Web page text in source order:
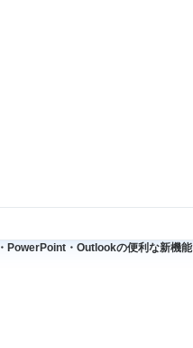
PowerPoint・Outlookの便利な新機能